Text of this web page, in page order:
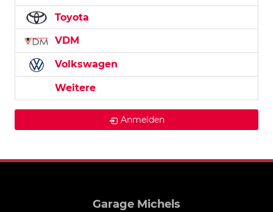
Toyota
VDM
Volkswagen
Weitere
Anmelden
Garage Michels